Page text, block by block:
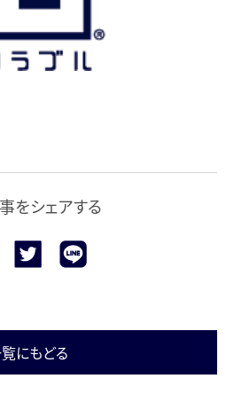
をシェアする
にもどる